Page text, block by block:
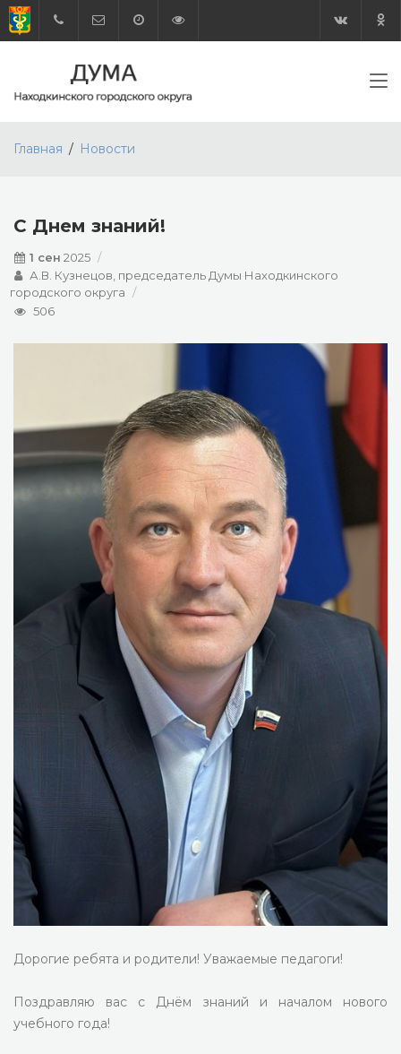
Главная Новости
С Днем знаний!
1 сен 2025
А.В. Кузнецов, председатель Думы Находкинского
городского округа
506
Дорогие ребята и родители! Уважаемые педагоги!
Поздравляю вас с Днём знаний и началом нового
учебного года!